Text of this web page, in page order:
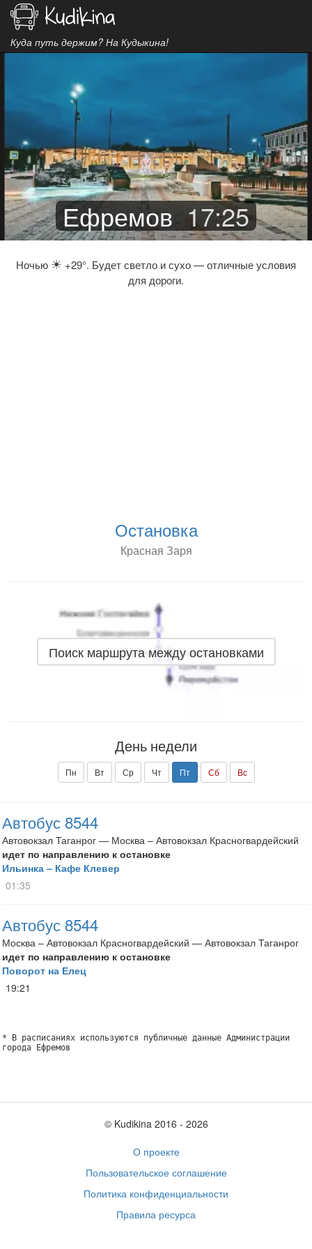
Куда путь держим? На Кудыкина!
Ефремов 17:25
Ночью ☀ +29°. Будет светло и сухо — отличные условия
для дороги.
Остановка
Красная Заря
Поиск маршрута между остановками
День недели
Пн Вт Ср Чт Пт Сб Вс
Автобус 8544
Автовокзал Таганрог — Москва – Автовокзал Красногвардейский
идет по направлению к остановке
Ильинка – Кафе Клевер
01:35
Автобус 8544
Москва – Автовокзал Красногвардейский — Автовокзал Таганрог
идет по направлению к остановке
Поворот на Елец
19:21
* В расписаниях используются публичные данные Администрации
города Ефремов
© Kudikina 2016 ‐ 2026
О проекте
Пользовательское соглашение
Политика конфиденциальности
Правила ресурса